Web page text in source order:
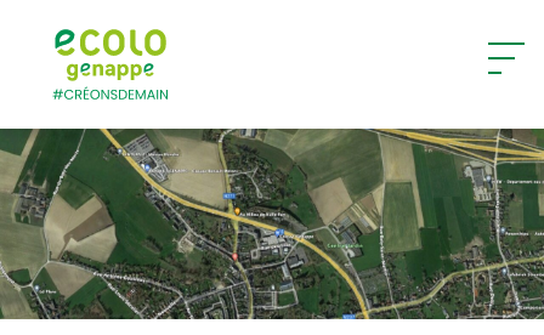
Ecolo – Genappe